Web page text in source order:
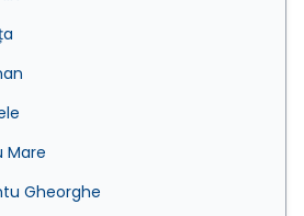
Mare
Gheorghe